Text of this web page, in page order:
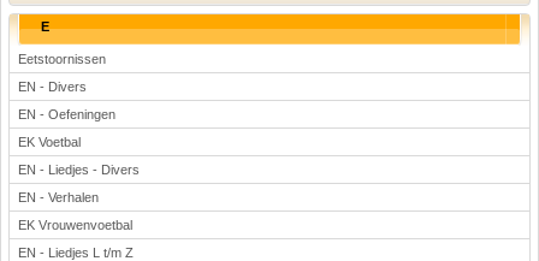
E
Eetstoornissen
EN - Divers
EN - Oefeningen
EK Voetbal
EN - Liedjes - Divers
EN - Verhalen
EK Vrouwenvoetbal
EN - Liedjes L t/m Z